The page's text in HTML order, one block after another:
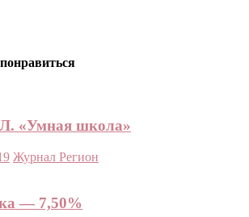
«Умная школа»
Журнал Регион
— 7,50%